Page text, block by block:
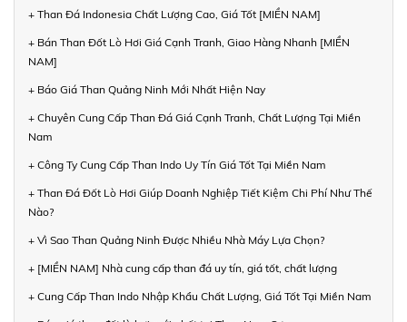
+ Than Đá Indonesia Chất Lượng Cao, Giá Tốt [MIỀN NAM]
+ Bán Than Đốt Lò Hơi Giá Cạnh Tranh, Giao Hàng Nhanh [MIỀN
NAM]
+ Báo Giá Than Quảng Ninh Mới Nhất Hiện Nay
+ Chuyên Cung Cấp Than Đá Giá Cạnh Tranh, Chất Lượng Tại Miền
Nam
+ Công Ty Cung Cấp Than Indo Uy Tín Giá Tốt Tại Miền Nam
+ Than Đá Đốt Lò Hơi Giúp Doanh Nghiệp Tiết Kiệm Chi Phí Như Thế
Nào?
+ Vì Sao Than Quảng Ninh Được Nhiều Nhà Máy Lựa Chọn?
+ [MIỀN NAM] Nhà cung cấp than đá uy tín, giá tốt, chất lượng
+ Cung Cấp Than Indo Nhập Khẩu Chất Lượng, Giá Tốt Tại Miền Nam